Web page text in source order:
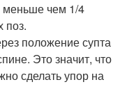
меньше чем 1/4
поз.
положение супта
Это значит, что
сделать упор на